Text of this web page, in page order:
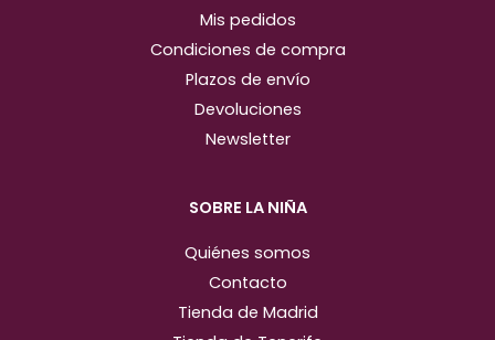
Mis pedidos
Condiciones de compra
Plazos de envío
Devoluciones
Newsletter
SOBRE LA NIÑA
Quiénes somos
Contacto
Tienda de Madrid